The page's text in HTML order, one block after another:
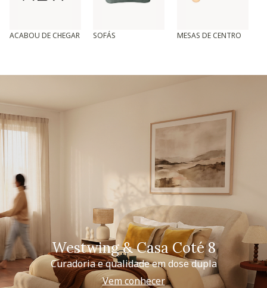
ACABOU DE CHEGAR SOFÁS MESAS DE CENTRO
Westwing & Casa Coté 8
Curadoria e qualidade em dose dupla
Vem conhecer